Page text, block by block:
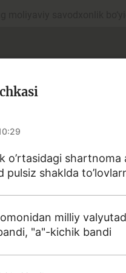
Pul
va moliya sohasiga
o’rtasidagi
shaklda
milliy
"а"-kichik bandi